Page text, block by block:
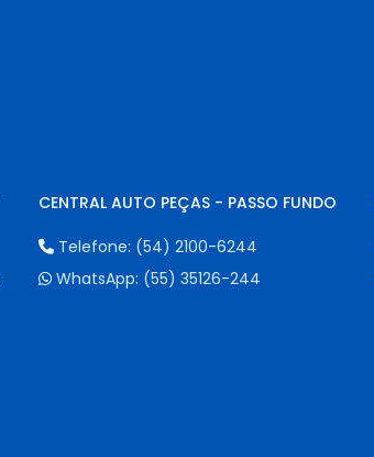
CENTRAL AUTO PEÇAS - PASSO FUNDO
Telefone: (54) 2100-6244
WhatsApp: (55) 35126-244